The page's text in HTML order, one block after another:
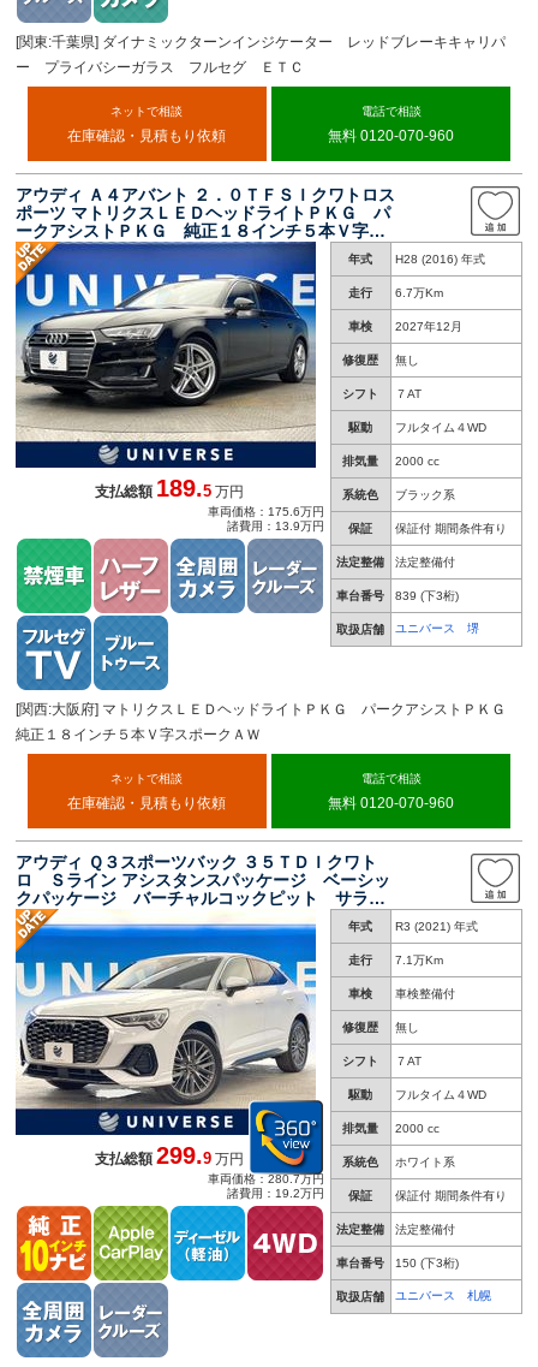
[関東:千葉県] ダイナミックターンインジケーター レッドブレーキキャリパ
ー プライバシーガラス フルセグ ＥＴＣ
ネットで相談
在庫確認・見積もり依頼
電話で相談
無料 0120-070-960
アウディ Ａ４アバント ２．０ＴＦＳＩクワトロス
ポーツ マトリクスＬＥＤヘッドライトＰＫＧ パ
ークアシストＰＫＧ 純正１８インチ５本Ｖ字ス
ポークＡＷ ３ゾーンオートエアコン ハーフレ
ザーシート 前席シートヒーター 前席パワーシ
ート パワーバックドア／ 禁煙
年式 H28 (2016) 年式
走行 6.7万Km
車検 2027年12月
修復歴 無し
シフト ７AT
駆動 フルタイム４WD
排気量 2000 cc
系統色 ブラック系
保証 保証付 期間条件有り
法定整備 法定整備付
車台番号 839 (下3桁)
取扱店舗 ユニバース 堺
支払総額189.5 万円
車両価格：175.6万円
諸費用：13.9万円
[関西:大阪府] マトリクスＬＥＤヘッドライトＰＫＧ パークアシストＰＫＧ
純正１８インチ５本Ｖ字スポークＡＷ
ネットで相談
在庫確認・見積もり依頼
電話で相談
無料 0120-070-960
アウディ Ｑ３スポーツバック ３５ＴＤＩクワト
ロ Ｓライン アシスタンスパッケージ ベーシッ
クパッケージ バーチャルコックピット サラウ
ンドビューカメラ カープレイ アダプティブク
ルーズ パワーシート シートヒーター 電動リ
アゲート アドバンスドキー 純正ナビ
年式 R3 (2021) 年式
走行 7.1万Km
車検 車検整備付
修復歴 無し
シフト ７AT
駆動 フルタイム４WD
排気量 2000 cc
系統色 ホワイト系
保証 保証付 期間条件有り
法定整備 法定整備付
車台番号 150 (下3桁)
取扱店舗 ユニバース 札幌
支払総額299.9 万円
車両価格：280.7万円
諸費用：19.2万円